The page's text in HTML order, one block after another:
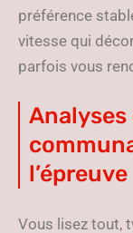
préférence
vitesse qui
parfois vous
l’épreuve
Vous lisez tout,